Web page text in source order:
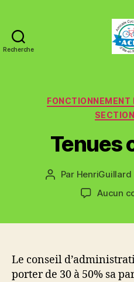
Recherche
Tenues
Auteur
Par HenriGuillard
Aucun
Le conseil
porter de 30 à 50% sa